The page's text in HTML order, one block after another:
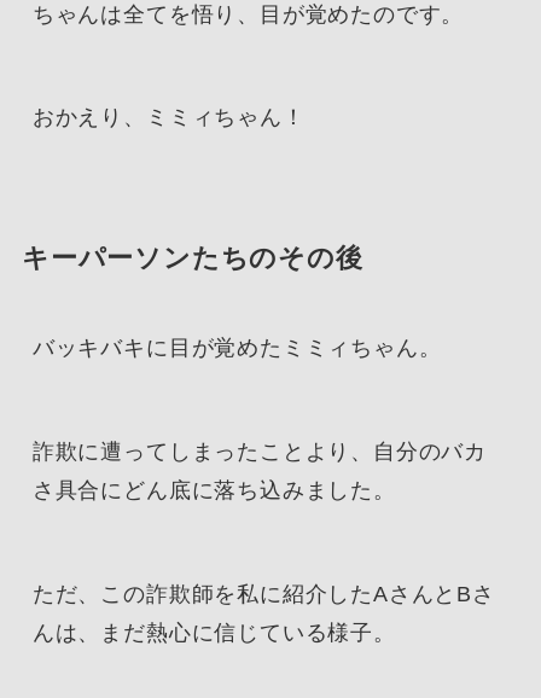
ちゃんは全てを悟り、目が覚めたのです。
おかえり、ミミィちゃん！
キーパーソンたちのその後
バッキバキに目が覚めたミミィちゃん。
詐欺に遭ってしまったことより、自分のバカ
さ具合にどん底に落ち込みました。
ただ、この詐欺師を私に紹介したAさんとBさ
んは、まだ熱心に信じている様子。